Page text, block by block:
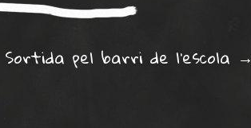
Sortida pel barri de l’escola →